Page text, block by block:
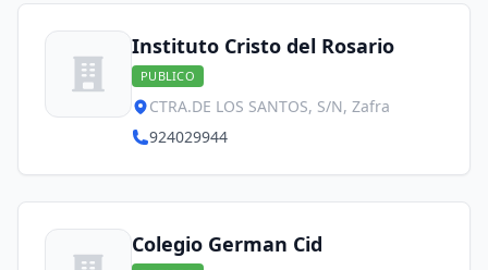
Instituto Cristo del Rosario
PUBLICO
CTRA.DE LOS SANTOS, S/N, Zafra
924029944
Colegio German Cid